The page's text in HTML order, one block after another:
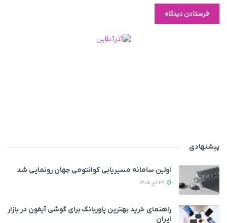
پیشنهادی
اولین سامانه مسیریابی کوانتومی جهان رونمایی شد
راهنمای خرید بهترین پاوربانک برای گوشی آیفون در بازار
ایران